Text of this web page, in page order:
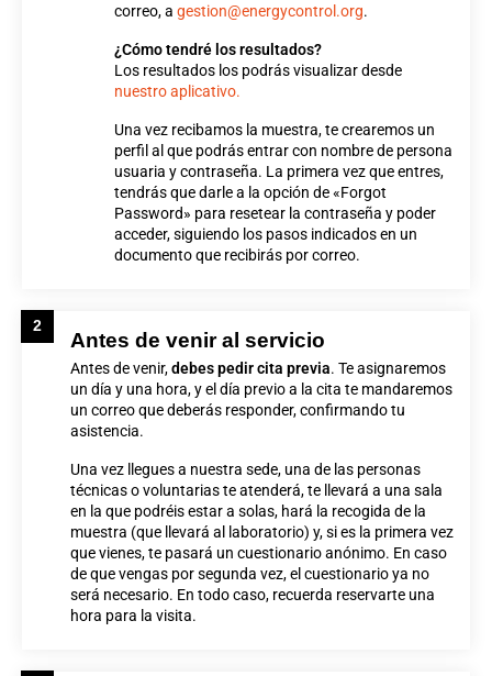
correo, a gestion@energycontrol.org.
¿Cómo tendré los resultados?
Los resultados los podrás visualizar desde
nuestro aplicativo.
Una vez recibamos la muestra, te crearemos un
perfil al que podrás entrar con nombre de persona
usuaria y contraseña. La primera vez que entres,
tendrás que darle a la opción de «Forgot
Password» para resetear la contraseña y poder
acceder, siguiendo los pasos indicados en un
documento que recibirás por correo.
2
Antes de venir al servicio
Antes de venir,debes pedir cita previa. Te asignaremos
un día y una hora, y el día previo a la cita te mandaremos
un correo que deberás responder, confirmando tu
asistencia.
Una vez llegues a nuestra sede, una de las personas
técnicas o voluntarias te atenderá, te llevará a una sala
en la que podréis estar a solas, hará la recogida de la
muestra (que llevará al laboratorio) y, si es la primera vez
que vienes, te pasará un cuestionario anónimo. En caso
de que vengas por segunda vez, el cuestionario ya no
será necesario. En todo caso, recuerda reservarte una
hora para la visita.